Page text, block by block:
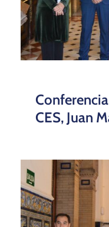
CES, Juan